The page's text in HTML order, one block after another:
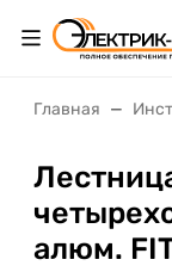
Главная
алюм.